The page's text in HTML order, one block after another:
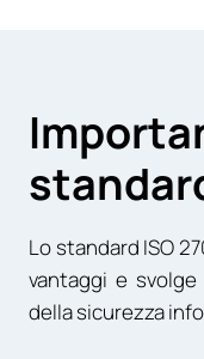
Lo standard ISO
vantaggi e
della sicurezza